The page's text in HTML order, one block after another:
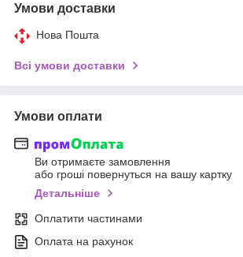
Умови доставки
Нова Пошта
Всі умови доставки
Умови оплати
Ви отримаєте замовлення
або гроші повернуться на вашу картку
Детальніше
Оплатити частинами
Оплата на рахунок